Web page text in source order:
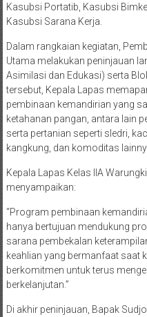
Kasubsi Portatib, Kasubsi
Kasubsi Sarana Kerja.
Dalam rangkaian kegiatan,
Utama melakukan peninjauan
Asimilasi dan Edukasi) serta
tersebut, Kepala Lapas
pembinaan kemandirian yang
ketahanan pangan, antara lain
serta pertanian seperti sledri,
kangkung, dan komoditas
Kepala Lapas Kelas IIA
menyampaikan:
“Program pembinaan
hanya bertujuan mendukung
sarana pembekalan
keahlian yang bermanfaat saat
berkomitmen untuk terus
berkelanjutan.”
Di akhir peninjauan, Bapak